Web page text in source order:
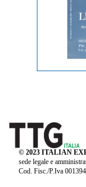
© 2023 ITALIAN
sede legale e
Cod. Fisc./P.Iva